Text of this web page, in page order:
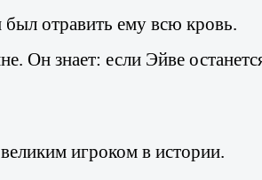
отравить ему всю кровь.
Он знает: если Эйве
игроком в истории.